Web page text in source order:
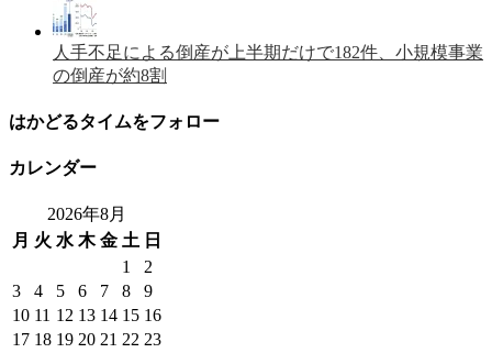
人手不足による倒産が上半期だけで182件、小規模事業
の倒産が約8割
はかどるタイムをフォロー
カレンダー
2026年8月
月 火 水 木 金 土 日
1
2
3
4 5 6 7 8
9
10 11 12 13 14 15 16
17 18 19 20 21 22 23